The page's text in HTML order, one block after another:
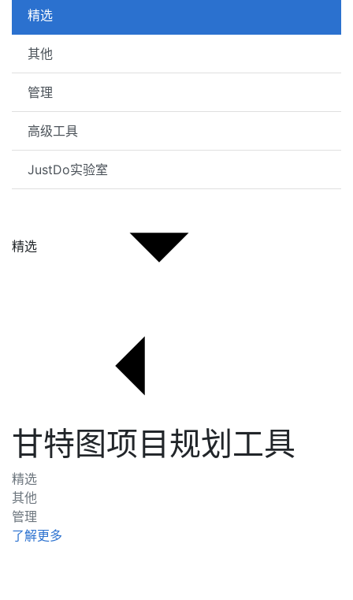
精选
其他
管理
高级工具
JustDo实验室
精选
甘特图项目规划工具
精选
其他
管理
了解更多